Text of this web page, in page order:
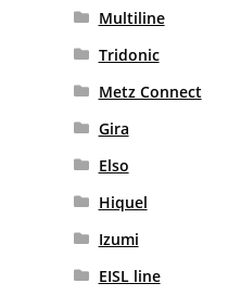
Multiline
Tridonic
Metz Connect
Gira
Elso
Hiquel
Izumi
EISL line